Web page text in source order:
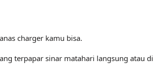
charger kamu bisa.
terpapar sinar matahari langsung atau di